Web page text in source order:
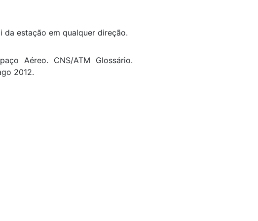
da estação em qualquer direção.
Aéreo. CNS/ATM Glossário.
2012.